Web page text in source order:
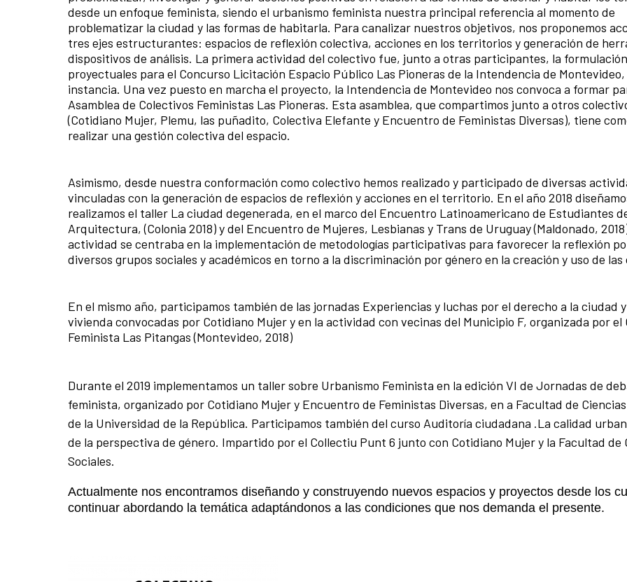
desde un enfoque feminista, siendo el urbanismo feminista nuestra principal referencia al momento de
problematizar la ciudad y las formas de habitarla. Para canalizar nuestros objetivos, nos proponemos
tres ejes estructurantes: espacios de reflexión colectiva, acciones en los territorios y generación de
dispositivos de análisis. La primera actividad del colectivo fue, junto a otras participantes, la
proyectuales para el Concurso Licitación Espacio Público Las Pioneras de la Intendencia de
instancia. Una vez puesto en marcha el proyecto, la Intendencia de Montevideo nos convoca a formar
Asamblea de Colectivos Feministas Las Pioneras. Esta asamblea, que compartimos junto a otros
(Cotidiano Mujer, Plemu, las puñadito, Colectiva Elefante y Encuentro de Feministas Diversas), tiene
realizar una gestión colectiva del espacio.
Asimismo, desde nuestra conformación como colectivo hemos realizado y participado de diversas
vinculadas con la generación de espacios de reflexión y acciones en el territorio. En el año 2018
realizamos el taller La ciudad degenerada, en el marco del Encuentro Latinoamericano de Estudiantes
Arquitectura, (Colonia 2018) y del Encuentro de Mujeres, Lesbianas y Trans de Uruguay (Maldonado,
actividad se centraba en la implementación de metodologías participativas para favorecer la reflexión
diversos grupos sociales y académicos en torno a la discriminación por género en la creación y uso de
En el mismo año, participamos también de las jornadas Experiencias y luchas por el derecho a la ciudad
vivienda convocadas por Cotidiano Mujer y en la actividad con vecinas del Municipio F, organizada por el
Feminista Las Pitangas (Montevideo, 2018)
Durante el 2019 implementamos un taller sobre Urbanismo Feminista en la edición VI de Jornadas de
feminista, organizado por Cotidiano Mujer y Encuentro de Feministas Diversas, en a Facultad de
de la Universidad de la República. Participamos también del curso Auditoría ciudadana .La calidad
de la perspectiva de género. Impartido por el Collectiu Punt 6 junto con Cotidiano Mujer y la Facultad de
Sociales.
Actualmente nos encontramos diseñando y construyendo nuevos espacios y proyectos desde los
continuar abordando la temática adaptándonos a las condiciones que nos demanda el presente.